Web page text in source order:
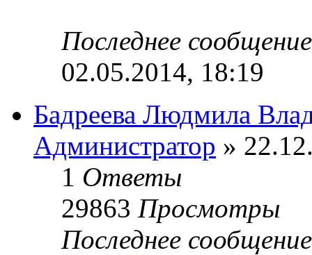
Последнее
02.05.2014, 18:19
Бадреева Людмила
Администратор »
1 Ответы
29863 Просмотры
Последнее